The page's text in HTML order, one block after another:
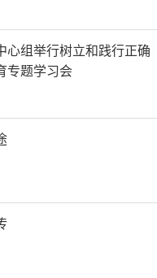
遗去旅行”渐成风
”案例入选全国推
应直接惠及民生。
发展休闲游、研学
游不再是“门票经
娱的全产业链。民
为实实在在的“乡
了不想走，走了还
游满意在山西”品
心组举行树立和践行正确
专题学习会